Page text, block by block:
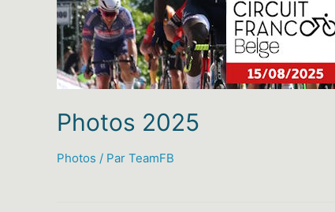
Photos 2025
Photos / Par TeamFB